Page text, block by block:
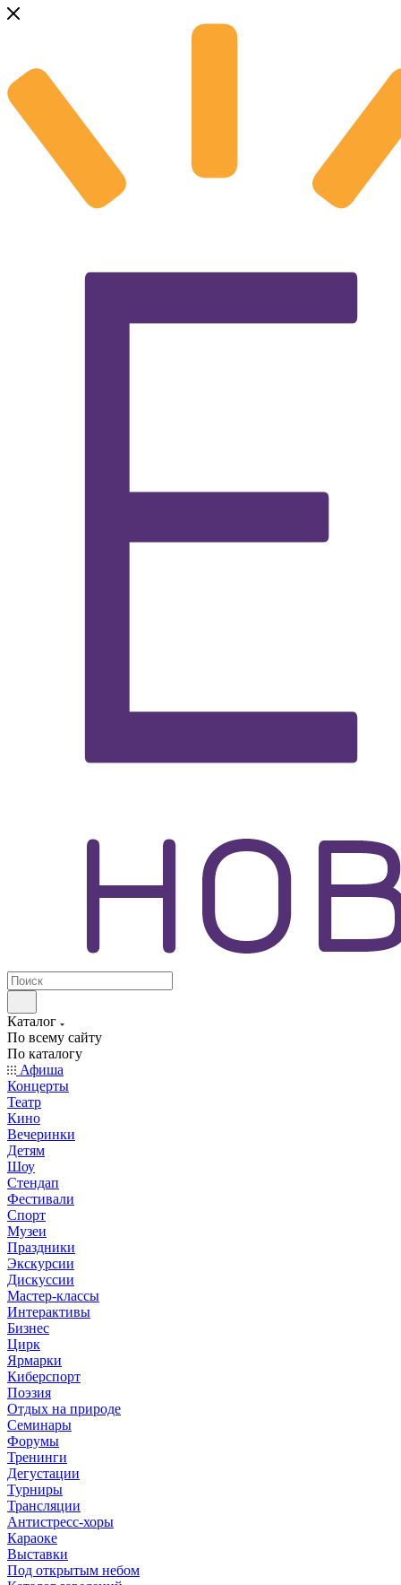
Каталог
По всему сайту
По каталогу
Афиша
Концерты
Театр
Кино
Вечеринки
Детям
Шоу
Стендап
Фестивали
Спорт
Музеи
Праздники
Экскурсии
Дискуссии
Мастер-классы
Интерактивы
Бизнес
Цирк
Ярмарки
Киберспорт
Поэзия
Отдых на природе
Семинары
Форумы
Тренинги
Дегустации
Турниры
Трансляции
Антистресс-хоры
Караоке
Выставки
Под открытым небом